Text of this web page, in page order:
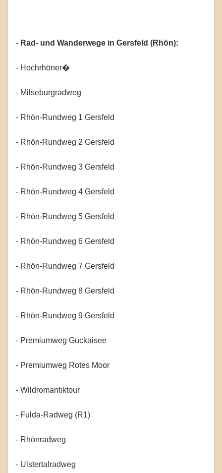
- Rad- und Wanderwege in Gersfeld (Rhön):
- Hochrhöner�
- Milseburgradweg
- Rhön-Rundweg 1 Gersfeld
- Rhön-Rundweg 2 Gersfeld
- Rhön-Rundweg 3 Gersfeld
- Rhön-Rundweg 4 Gersfeld
- Rhön-Rundweg 5 Gersfeld
- Rhön-Rundweg 6 Gersfeld
- Rhön-Rundweg 7 Gersfeld
- Rhön-Rundweg 8 Gersfeld
- Rhön-Rundweg 9 Gersfeld
- Premiumweg Guckaisee
- Premiumweg Rotes Moor
- Wildromantiktour
- Fulda-Radweg (R1)
- Rhönradweg
- Ulstertalradweg